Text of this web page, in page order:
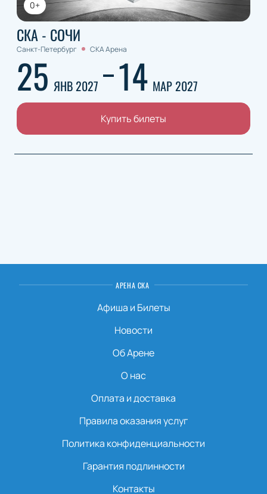
0+
СКА - СОЧИ
Санкт-Петербург СКА Арена
25 ЯНВ 2027 14 МАР 2027
Купить билеты
АРЕНА СКА
Афиша и Билеты
Новости
Об Арене
О нас
Оплата и доставка
Правила оказания услуг
Политика конфиденциальности
Гарантия подлинности
Контакты